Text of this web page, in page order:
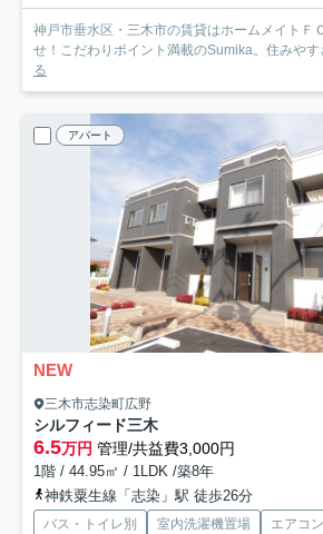
神戸市垂水区・三木市の賃貸はホームメイトＦ
せ！こだわりポイント満載のSumika。住みやす
る
アパート
NEW
三木市志染町広野
シルフィード三木
6.5万円 管理/共益費3,000円
1階 / 44.95㎡ / 1LDK /築8年
神鉄粟生線「志染」駅 徒歩26分
バス・トイレ別 室内洗濯機置場 エアコン